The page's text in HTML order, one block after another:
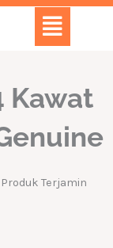
Menu
Kawat
Terjamin